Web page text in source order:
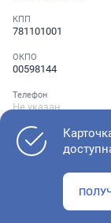
КПП
781101001
ОКПО
00598144
Телефон
Не указан
Проверьте